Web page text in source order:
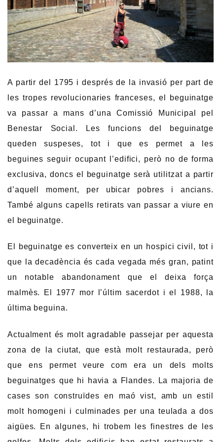
A partir del 1795 i després de la invasió per part de
les tropes revolucionaries franceses, el beguinatge
va passar a mans d’una Comissió Municipal pel
Benestar Social. Les funcions del beguinatge
queden suspeses, tot i que es permet a les
beguines seguir ocupant l’edifici, però no de forma
exclusiva, doncs el beguinatge serà utilitzat a partir
d’aquell moment, per ubicar pobres i ancians.
També alguns capells retirats van passar a viure en
el beguinatge.
El beguinatge es converteix en un hospici civil, tot i
que la decadència és cada vegada més gran, patint
un notable abandonament que el deixa força
malmès. El 1977 mor l’últim sacerdot i el 1988, la
última beguina.
Actualment és molt agradable passejar per aquesta
zona de la ciutat, que està molt restaurada, però
que ens permet veure com era un dels molts
beguinatges que hi havia a Flandes. La majoria de
cases son construïdes en maó vist, amb un estil
molt homogeni i culminades per una teulada a dos
aigües. En algunes, hi trobem les finestres de les